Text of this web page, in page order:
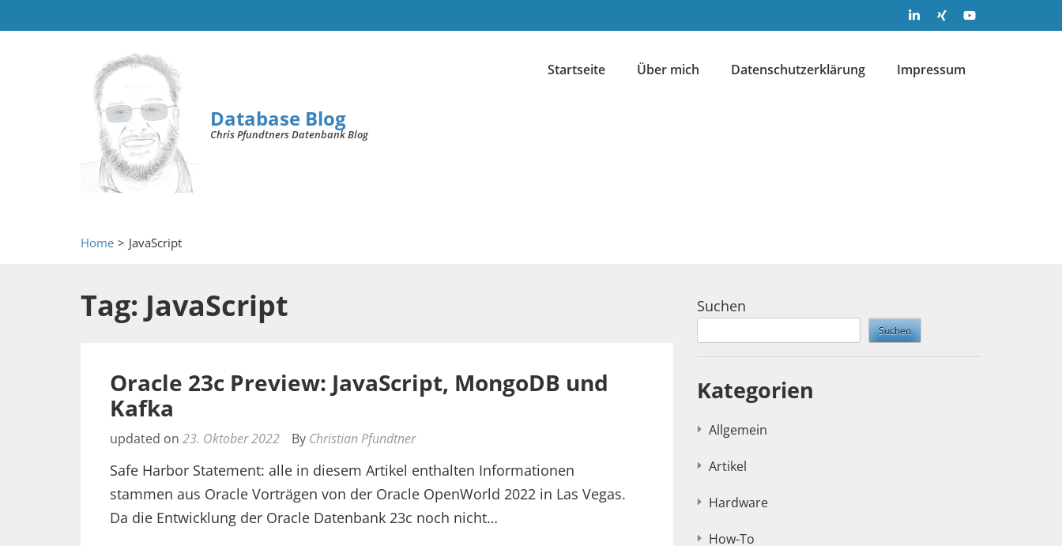
Database Blog
Chris Pfundtners Datenbank Blog
Startseite Über mich Datenschutzerklärung Impressum
Home > JavaScript
Tag: JavaScript
Oracle 23c Preview: JavaScript, MongoDB und
Kafka
updated on 23. Oktober 2022 By Christian Pfundtner
Safe Harbor Statement: alle in diesem Artikel enthalten Informationen
stammen aus Oracle Vorträgen von der Oracle OpenWorld 2022 in Las Vegas.
Da die Entwicklung der Oracle Datenbank 23c noch nicht…
Suchen
Suchen
Kategorien
Allgemein
Artikel
Hardware
How-To